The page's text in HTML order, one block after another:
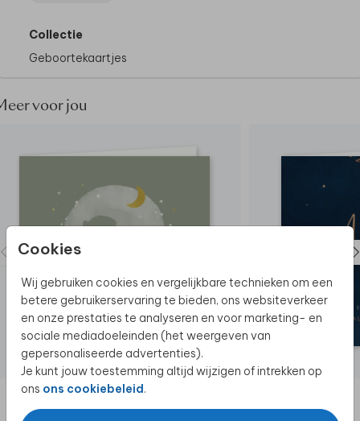
Cookies
Wij gebruiken cookies en vergelijkbare technieken om een
betere gebruikerservaring te bieden, ons websiteverkeer
en onze prestaties te analyseren en voor marketing- en
sociale mediadoeleinden (het weergeven van
gepersonaliseerde advertenties).
Je kunt jouw toestemming altijd wijzigen of intrekken op
ons ons cookiebeleid.
Collectie
Geboortekaartjes
voor jou